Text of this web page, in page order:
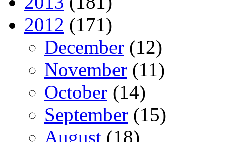
2012 (171)
December (12)
November (11)
October (14)
September (15)
August (18)